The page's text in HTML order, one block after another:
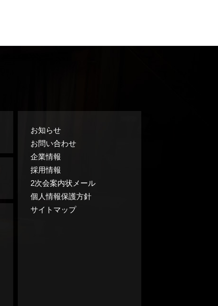
お知らせ
お問い合わせ
企業情報
採用情報
2次会案内状メール
個人情報保護方針
サイトマップ